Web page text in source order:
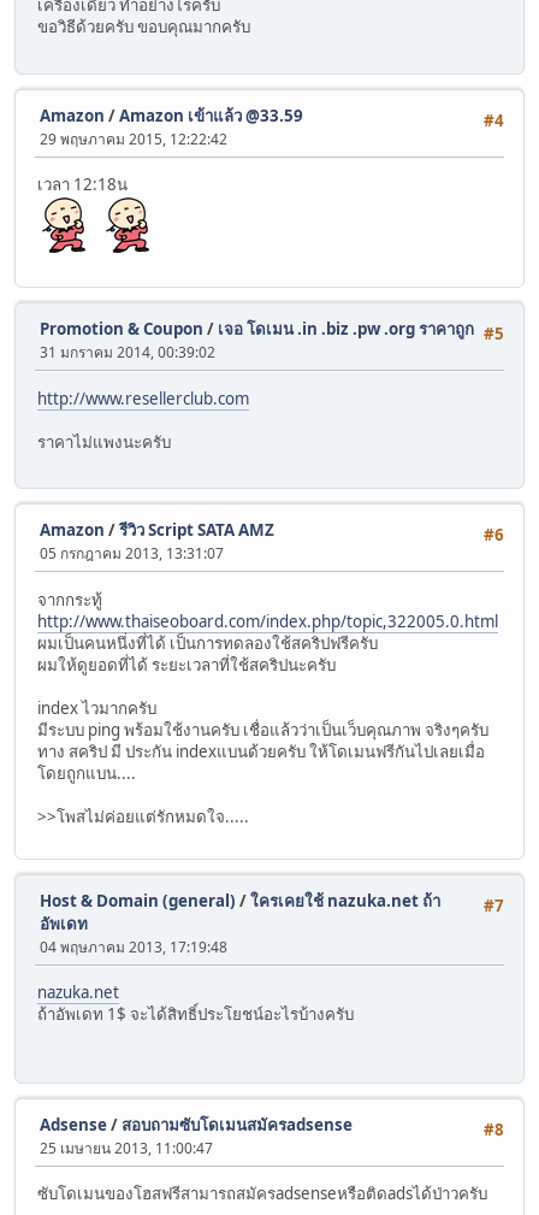
เครื่องเดียว ทำอย่างไรครับ
ขอวิธีด้วยครับ ขอบคุณมากครับ
#4
Amazon /Amazon เข้าแล้ว @33.59
29 พฤษภาคม 2015, 12:22:42
เวลา 12:18น
#5
Promotion & Coupon / เจอ โดเมน .in .biz .pw .org ราคาถูก
31 มกราคม 2014, 00:39:02
http://www.resellerclub.com
ราคาไม่แพงนะครับ
#6
Amazon /รีวิว Script SATA AMZ
05 กรกฎาคม 2013, 13:31:07
จากกระทู้
http://www.thaiseoboard.com/index.php/topic,322005.0.html
ผมเป็นคนหนึ่งที่ได้ เป็นการทดลองใช้สคริปฟรีครับ
ผมให้ดูยอดที่ได้ ระยะเวลาที่ใช้สคริปนะครับ
index ไวมากครับ
มีระบบ ping พร้อมใช้งานครับ เชื่อแล้วว่าเป็นเว็บคุณภาพ จริงๆครับ
ทาง สคริป มี ประกัน indexแบนด้วยครับ ให้โดเมนฟรีกันไปเลยเมื่อ
โดยถูกแบน....
>>โพสไม่ค่อยแต่รักหมดใจ.....
#7
Host & Domain (general) /ใครเคยใช้ nazuka.net ถ้า
อัพเดท
04 พฤษภาคม 2013, 17:19:48
nazuka.net
ถ้าอัพเดท 1$ จะได้สิทธิ์ประโยชน์อะไรบ้างครับ
#8
Adsense/ สอบถามซับโดเมนสมัครadsense
25 เมษายน 2013, 11:00:47
ซับโดเมนของโฮสฟรีสามารถสมัครadsenseหรือติดadsได้ป่าวครับ